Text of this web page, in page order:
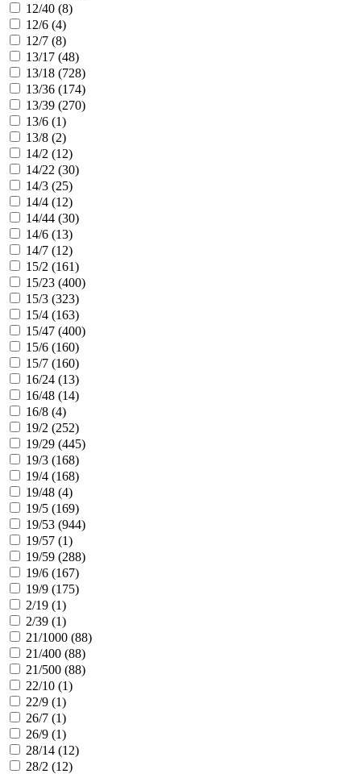
12/40 (8)
12/6 (4)
12/7 (8)
13/17 (48)
13/18 (728)
13/36 (174)
13/39 (270)
13/6 (1)
13/8 (2)
14/2 (12)
14/22 (30)
14/3 (25)
14/4 (12)
14/44 (30)
14/6 (13)
14/7 (12)
15/2 (161)
15/23 (400)
15/3 (323)
15/4 (163)
15/47 (400)
15/6 (160)
15/7 (160)
16/24 (13)
16/48 (14)
16/8 (4)
19/2 (252)
19/29 (445)
19/3 (168)
19/4 (168)
19/48 (4)
19/5 (169)
19/53 (944)
19/57 (1)
19/59 (288)
19/6 (167)
19/9 (175)
2/19 (1)
2/39 (1)
21/1000 (88)
21/400 (88)
21/500 (88)
22/10 (1)
22/9 (1)
26/7 (1)
26/9 (1)
28/14 (12)
28/2 (12)